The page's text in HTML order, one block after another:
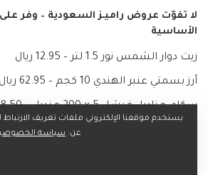
لا تفوّت عروض راميـز السعودية – وفر
الأساسية
زيت دوار الشمس نور 1.5 لتر – 12.95 ريال
أرز بسمتي عنبر الهندي 10 كجم – 62.95 ريال
سكاى مناديل فيشل 5 × 200 منديل – 8.50 ريال
يستخدم موقعنا الإلكتروني ملفات تعريف
عن: سياسة